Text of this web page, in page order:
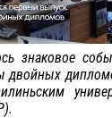
знаковое
двойных